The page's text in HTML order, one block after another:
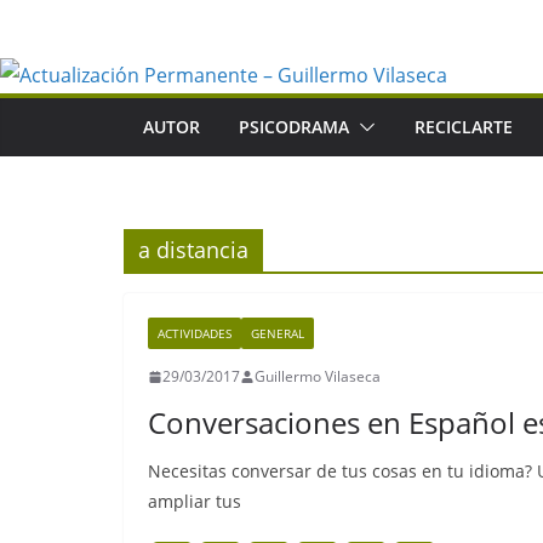
contenido
AUTOR PSICODRAMA RECICLARTE
a distancia
ACTIVIDADES GENERAL
29/03/2017 Guillermo Vilaseca
Conversaciones en Español
Necesitas conversar de tus cosas en tu
ampliar tus